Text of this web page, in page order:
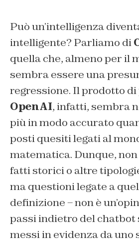
Può un’intelligenza
intelligente? Parliamo di
quella che, almeno per il
sembra essere una
regressione. Il prodotto
OpenAI, infatti, sembra
più in modo accurato
posti quesiti legati al
matematica. Dunque,
fatti storici o altre
ma questioni legate a
definizione – non è
passi indietro del chatbot
messi in evidenza da uno